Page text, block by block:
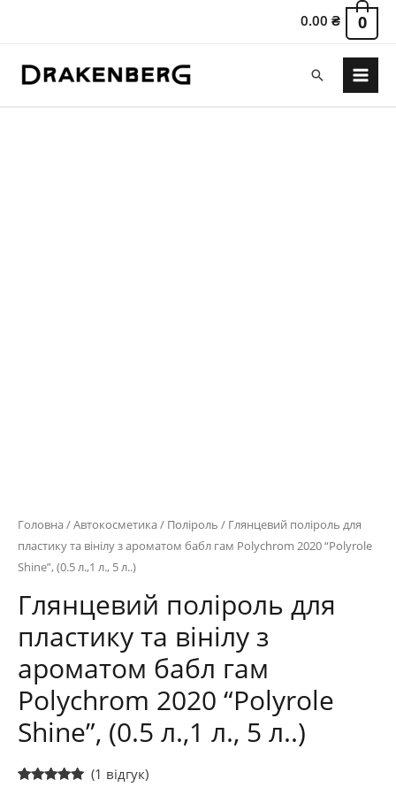
0.00₴ 0
Пошук
Main
Головна/Автокосметика/ Поліроль / Глянцевий поліроль для
пластику та вінілу з ароматом бабл гам Polychrom 2020 “Polyrole
Shine”, (0.5 л.,1 л., 5 л..)
Глянцевий поліроль для
пластику та вінілу з
ароматом бабл гам
Polychrom 2020 “Polyrole
Shine”, (0.5 л.,1 л., 5 л..)
(1 відгук)